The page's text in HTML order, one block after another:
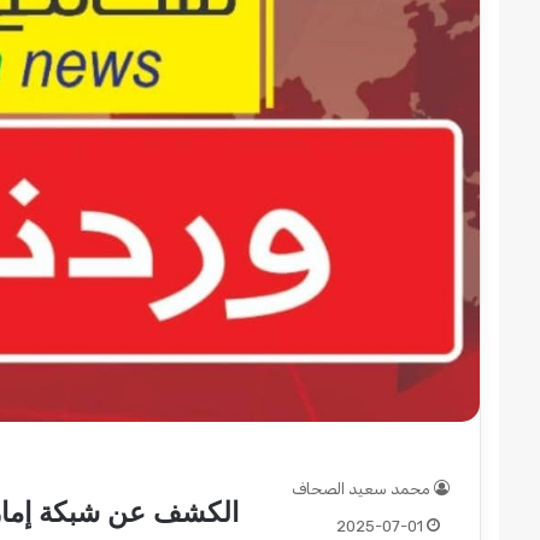
الكشف عن شبكة
محمد سعيد الصحاف
2025-07-01
قطاع
ولاية
شرق
دارفور
تؤمن
2022-12-08
دارفور تؤمن موسم